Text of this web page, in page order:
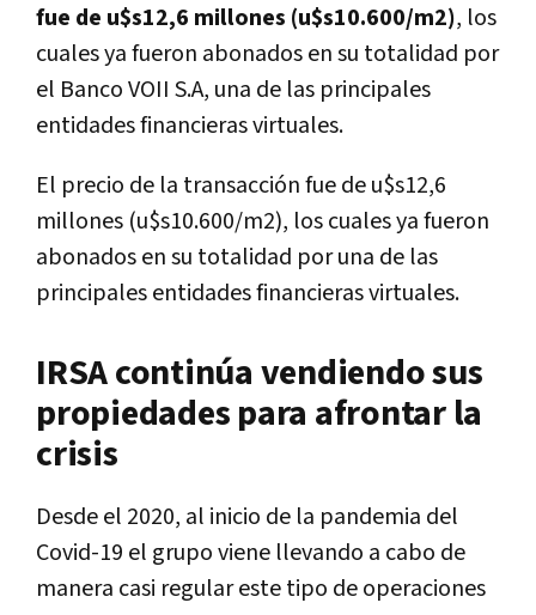
fue de u$s12,6 millones (u$s10.600/m2), los
cuales ya fueron abonados en su totalidad por
el Banco VOII S.A, una de las principales
entidades financieras virtuales.
El precio de la transacción fue de u$s12,6
millones (u$s10.600/m2), los cuales ya fueron
abonados en su totalidad por una de las
principales entidades financieras virtuales.
IRSA continúa vendiendo sus
propiedades para afrontar la
crisis
Desde el 2020, al inicio de la pandemia del
Covid-19 el grupo viene llevando a cabo de
manera casi regular este tipo de operaciones